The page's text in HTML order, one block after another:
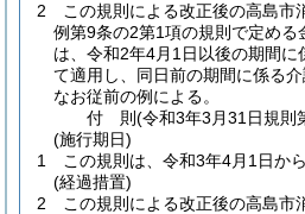
2
この規則による改正後の高島市
例第9条の2第1項の規則で定める
は、令和2年4月1日以後の期間
て適用し、同日前の期間に係る介
なお従前の例による。
付 則(令和3年3月31日規則
(施行期日)
1
この規則は、令和3年4月1日か
(経過措置)
2
この規則による改正後の高島市